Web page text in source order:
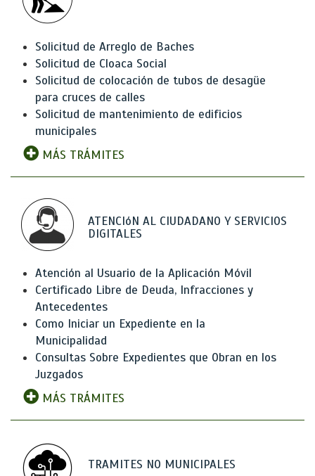
Solicitud de Arreglo de Baches
Solicitud de Cloaca Social
Solicitud de colocación de tubos de desagüe
para cruces de calles
Solicitud de mantenimiento de edificios
municipales
MÁS TRÁMITES
ATENCIóN AL CIUDADANO Y SERVICIOS
DIGITALES
Atención al Usuario de la Aplicación Móvil
Certificado Libre de Deuda, Infracciones y
Antecedentes
Como Iniciar un Expediente en la
Municipalidad
Consultas Sobre Expedientes que Obran en los
Juzgados
MÁS TRÁMITES
TRAMITES NO MUNICIPALES